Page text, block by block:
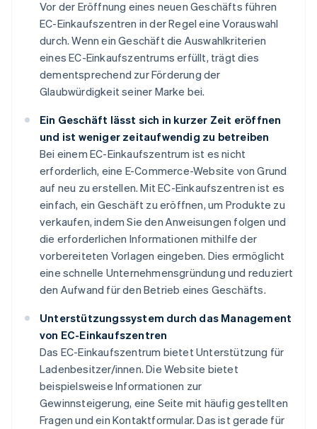
Vor der Eröffnung eines neuen Geschäfts führen
EC-Einkaufszentren in der Regel eine Vorauswahl
durch. Wenn ein Geschäft die Auswahlkriterien
eines EC-Einkaufszentrums erfüllt, trägt dies
dementsprechend zur Förderung der
Glaubwürdigkeit seiner Marke bei.
Ein Geschäft lässt sich in kurzer Zeit eröffnen
und ist weniger zeitaufwendig zu betreiben
Bei einem EC-Einkaufszentrum ist es nicht
erforderlich, eine E-Commerce-Website von Grund
auf neu zu erstellen. Mit EC-Einkaufszentren ist es
einfach, ein Geschäft zu eröffnen, um Produkte zu
verkaufen, indem Sie den Anweisungen folgen und
die erforderlichen Informationen mithilfe der
vorbereiteten Vorlagen eingeben. Dies ermöglicht
eine schnelle Unternehmensgründung und reduziert
den Aufwand für den Betrieb eines Geschäfts.
Unterstützungssystem durch das Management
von EC-Einkaufszentren
Das EC-Einkaufszentrum bietet Unterstützung für
Ladenbesitzer/innen. Die Website bietet
beispielsweise Informationen zur
Gewinnsteigerung, eine Seite mit häufig gestellten
Fragen und ein Kontaktformular. Das ist gerade für